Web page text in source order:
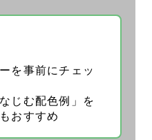
を事前にチェッ
じむ配色例」を
おすすめ